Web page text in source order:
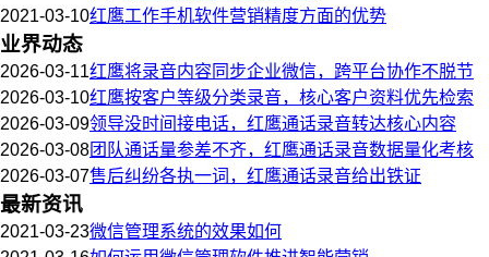
2021-03-10红鹰工作手机软件营销精度方面的优势
业界动态
2026-03-11红鹰将录音内容同步企业微信，跨平台协作不脱节
2026-03-10红鹰按客户等级分类录音，核心客户资料优先检索
2026-03-09领导没时间接电话，红鹰通话录音转达核心内容
2026-03-08团队通话量参差不齐，红鹰通话录音数据量化考核
2026-03-07售后纠纷各执一词，红鹰通话录音给出铁证
最新资讯
2021-03-23微信管理系统的效果如何